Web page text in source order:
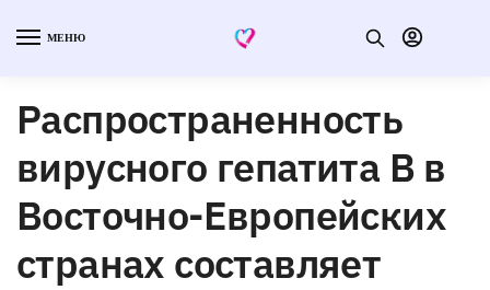
МЕНЮ
Распространенность
вирусного гепатита В в
Восточно-Европейских
странах составляет